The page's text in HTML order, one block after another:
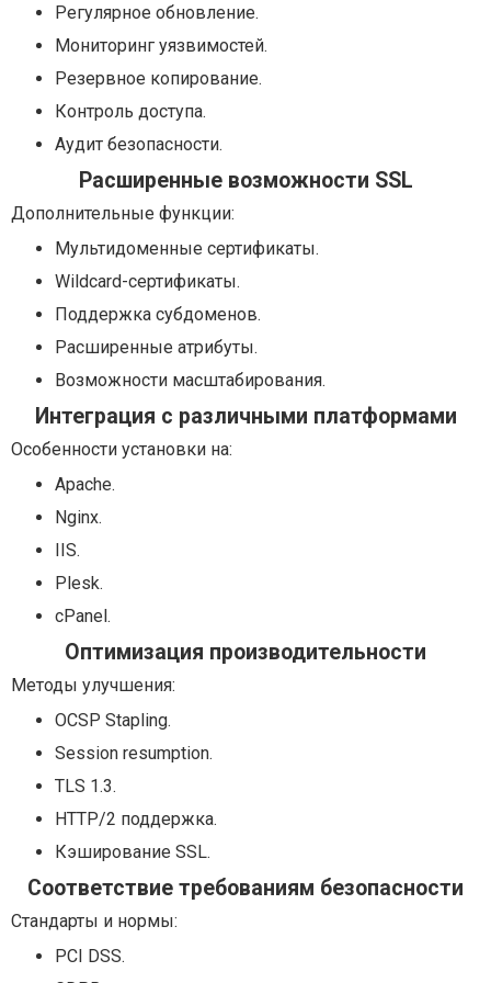
Регулярное обновление.
Мониторинг уязвимостей.
Резервное копирование.
Контроль доступа.
Аудит безопасности.
Расширенные возможности SSL
Дополнительные функции:
Мультидоменные сертификаты.
Wildcard-сертификаты.
Поддержка субдоменов.
Расширенные атрибуты.
Возможности масштабирования.
Интеграция с различными платформами
Особенности установки на:
Apache.
Nginx.
IIS.
Plesk.
cPanel.
Оптимизация производительности
Методы улучшения:
OCSP Stapling.
Session resumption.
TLS 1.3.
HTTP/2 поддержка.
Кэширование SSL.
Соответствие требованиям безопасности
Стандарты и нормы:
PCI DSS.